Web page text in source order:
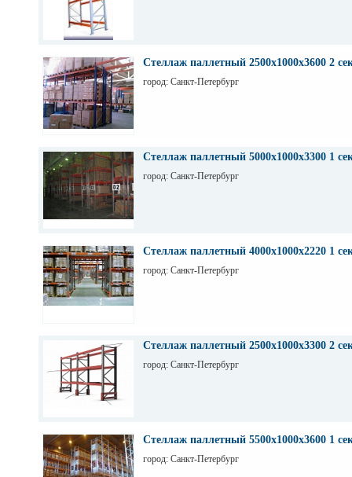
Стеллаж паллетный 2500х1000х3600 2
город: Санкт-Петербург
Стеллаж паллетный 5000х1000х3300 1
город: Санкт-Петербург
Стеллаж паллетный 4000х1000х2220 1
город: Санкт-Петербург
Стеллаж паллетный 2500х1000х3300 2
город: Санкт-Петербург
Стеллаж паллетный 5500х1000х3600 1
город: Санкт-Петербург